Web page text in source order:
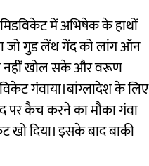
में अभिषेक के हाथों
जो गुड लेंथ गेंद को लांग ऑन
नहीं खोल सके और वरूण
गंवाया।बांग्लादेश के लिए
कैच करने का मौका गंवा
खो दिया। इसके बाद बाकी